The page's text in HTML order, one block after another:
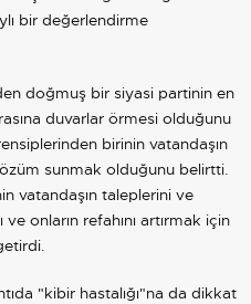
bir değerlendirme
doğmuş bir siyasi partinin en
duvarlar örmesi olduğunu
birinin vatandaşın
sunmak olduğunu belirtti.
vatandaşın taleplerini ve
onların refahını artırmak için
"kibir hastalığı"na da dikkat